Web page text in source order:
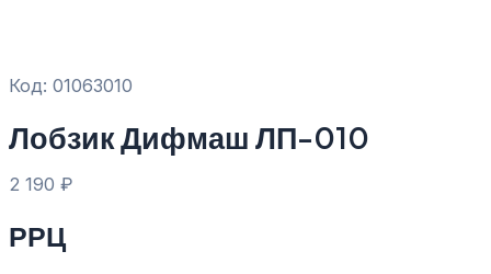
Код: 01063010
Лобзик Дифмаш ЛП-010
2 190 ₽
РРЦ